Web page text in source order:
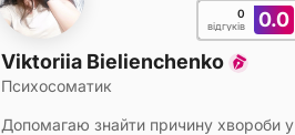
0.0
0
відгуків
Viktoriia Bielienchenko
Психосоматик
Допомагаю знайти причину хвороби у